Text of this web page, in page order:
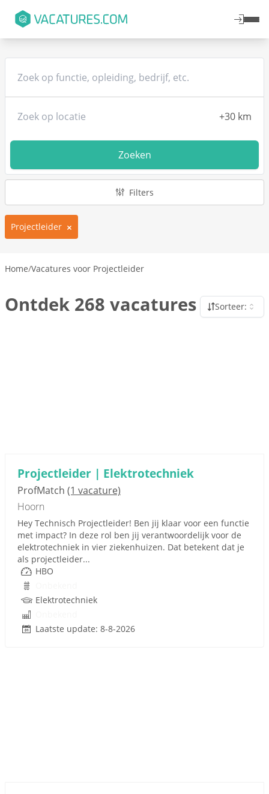
Zoeken
Filters
Projectleider
Home/Vacatures voor Projectleider
Ontdek 268 vacatures Sorteer:
Projectleider | Elektrotechniek
ProfMatch (1 vacature)
Hoorn
Hey Technisch Projectleider! Ben jij klaar voor een functie
met impact? In deze rol ben jij verantwoordelijk voor de
elektrotechniek in vier ziekenhuizen. Dat betekent dat je
als projectleider...
HBO
Elektrotechniek
Laatste update: 8-8-2026